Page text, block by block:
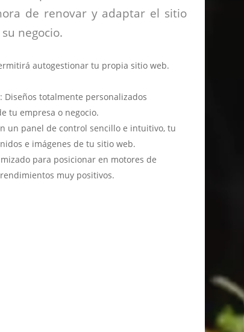
de renovar y adaptar el sitio
negocio.
autogestionar tu propia sitio web.
totalmente personalizados
tu empresa o negocio.
un panel de control sencillo e intuitivo, tu
e imágenes de tu sitio web.
para posicionar en motores de
muy positivos.